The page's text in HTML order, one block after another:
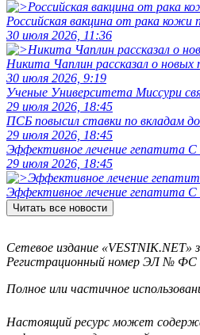
Российская вакцина от рака
30 июля 2026, 11:36
Никита Чаплин рассказал о
30 июля 2026, 9:19
Ученые Университета Миссури
29 июля 2026, 18:45
ПСБ повысил ставки по вкладам
29 июля 2026, 18:45
Эффективное лечение гепатита C
29 июля 2026, 18:45
Эффективное лечение гепатита C
Читать все новости
Сетевое издание «VESTNIK.NET»
Регистрационный номер ЭЛ № ФС
Полное или частичное
Настоящий ресурс может